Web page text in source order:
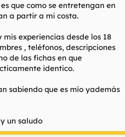
veremos.
un disco duro externo.
de 300 anotaciones, nombre,
:x
mal pensado. Hace falta a ver
en otro soporte. Depende del
prefiero guijuelo. 8)
que como se entretengan en
a partir a mi costa.
experiencias desde los 18
, teléfonos, descripciones
de las fichas en que
identico.
sabiendo que es mío yademás
un saludo